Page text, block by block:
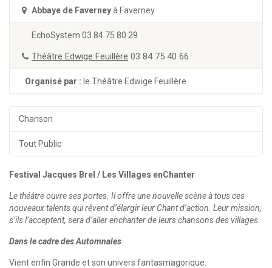
Abbaye de Faverneyà Faverney
EchoSystem 03 84 75 80 29
Théâtre Edwige Feuillère 03 84 75 40 66
Organisé par : le Théâtre Edwige Feuillère
Chanson
Tout Public
Festival Jacques Brel / Les Villages enChanter
Le théâtre ouvre ses portes. Il offre une nouvelle scène à tous ces
nouveaux talents qui rêvent d’élargir leur Chant d’action. Leur mission,
s’ils l’acceptent, sera d’aller enchanter de leurs chansons des villages.
Dans le cadre des Automnales
Vient enfin Grande et son univers fantasmagorique.